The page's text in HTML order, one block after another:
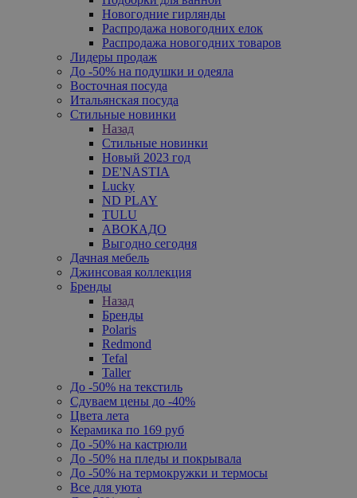
Новогодние гирлянды
Распродажа новогодних елок
Распродажа новогодних товаров
Лидеры продаж
До -50% на подушки и одеяла
Восточная посуда
Итальянская посуда
Стильные новинки
Назад
Стильные новинки
Новый 2023 год
DE'NASTIA
Lucky
ND PLAY
TULU
АВОКАДО
Выгодно сегодня
Дачная мебель
Джинсовая коллекция
Бренды
Назад
Бренды
Polaris
Redmond
Tefal
Taller
До -50% на текстиль
Сдуваем цены до -40%
Цвета лета
Керамика по 169 руб
До -50% на кастрюли
До -50% на пледы и покрывала
До -50% на термокружки и термосы
Все для уюта